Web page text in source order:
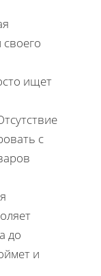
ищет
с
до
и